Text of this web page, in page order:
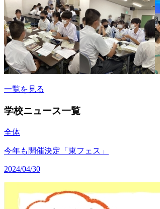
一覧を見る
学校ニュース一覧
全体
今年も開催決定「東フェス」
2024/04/30